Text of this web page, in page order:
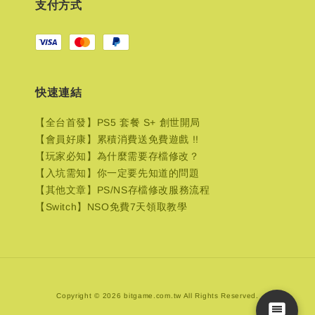
支付方式
快速連結
【全台首發】PS5 套餐 S+ 創世開局
【會員好康】累積消費送免費遊戲 !!
【玩家必知】為什麼需要存檔修改？
【入坑需知】你一定要先知道的問題
【其他文章】PS/NS存檔修改服務流程
【Switch】NSO免費7天領取教學
Copyright © 2026 bitgame.com.tw All Rights Reserved.